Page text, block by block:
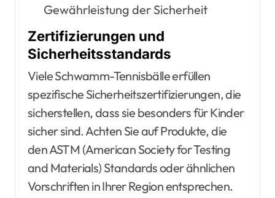
Gewährleistung der Sicherheit
Zertifizierungen und
Sicherheitsstandards
Viele Schwamm-Tennisbälle erfüllen
spezifische Sicherheitszertifizierungen, die
sicherstellen, dass sie besonders für Kinder
sicher sind. Achten Sie auf Produkte, die
den ASTM (American Society for Testing
and Materials) Standards oder ähnlichen
Vorschriften in Ihrer Region entsprechen.